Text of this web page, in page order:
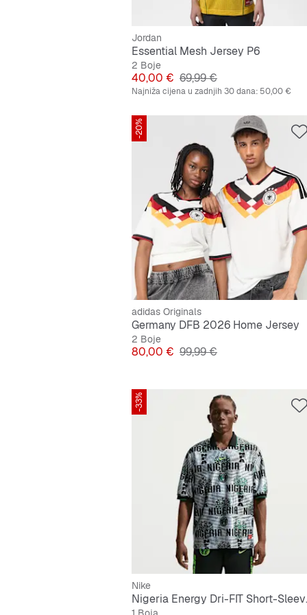
Jordan
Essential Mesh Jersey P6
2 Boje
Cijena
40,00 € Originalna cijena
69,99 €
Najniža cijena u zadnjih 30 dana: 50,00 €
-20%
adidas Originals
Germany DFB 2026 Home Jersey
2 Boje
Cijena
80,00 € Originalna cijena
99,99 €
-33%
Nike
Nigeria